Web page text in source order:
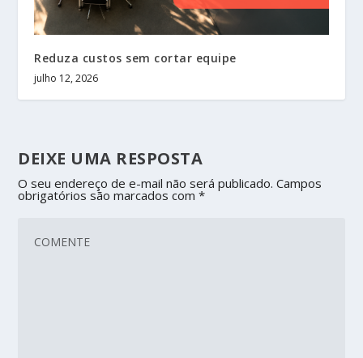
Reduza custos sem cortar equipe
julho 12, 2026
DEIXE UMA RESPOSTA
O seu endereço de e-mail não será publicado. Campos
obrigatórios são marcados com*